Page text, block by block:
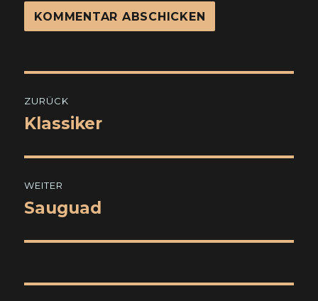
ZURÜCK
Vorheriger
Klassiker
WEITER
Nächster
Sauguad